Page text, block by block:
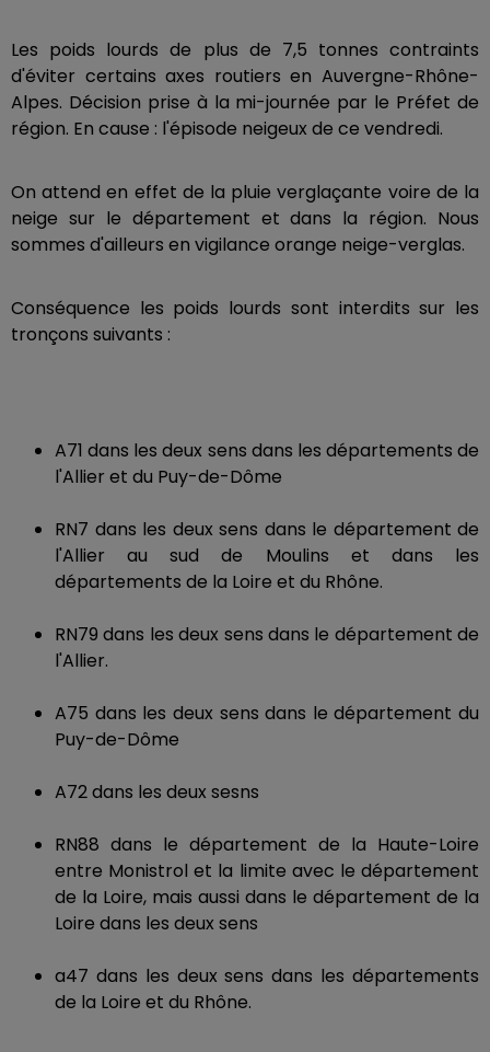
Les poids lourds de plus de 7,5 tonnes contraints
d'éviter certains axes routiers en Auvergne-Rhône-
Alpes. Décision prise à la mi-journée par le Préfet de
région. En cause : l'épisode neigeux de ce vendredi.
On attend en effet de la pluie verglaçante voire de la
neige sur le département et dans la région. Nous
sommes d'ailleurs en vigilance orange neige-verglas.
Conséquence les poids lourds sont interdits sur les
tronçons suivants :
A71 dans les deux sens dans les départements de
l'Allier et du Puy-de-Dôme
RN7 dans les deux sens dans le département de
l'Allier au sud de Moulins et dans les
départements de la Loire et du Rhône.
RN79 dans les deux sens dans le département de
l'Allier.
A75 dans les deux sens dans le département du
Puy-de-Dôme
A72 dans les deux sesns
RN88 dans le département de la Haute-Loire
entre Monistrol et la limite avec le département
de la Loire, mais aussi dans le département de la
Loire dans les deux sens
a47 dans les deux sens dans les départements
de la Loire et du Rhône.